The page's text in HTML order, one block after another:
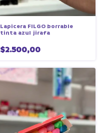
Lapicera FILGO borrable
tinta azul jirafa
$2.500,00